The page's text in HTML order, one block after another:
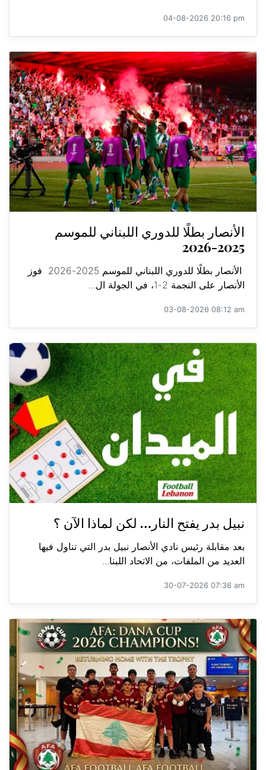
04-08-2026 20:16 pm
الأنصار بطلًا للدوري اللبناني للموسم
2025-2026
الأنصار بطلًا للدوري اللبناني للموسم 2025-2026 فوز
الأنصار على النجمة 2-1، في الجولة ال...
03-08-2026 08:12 am
نبيل بدر يفتح النار… لكن لماذا الآن ؟
بعد مقابلة رئيس نادي الأنصار نبيل بدر التي تناول فيها
العديد من الملفات، من الاتحاد اللبنا...
30-07-2026 07:36 am